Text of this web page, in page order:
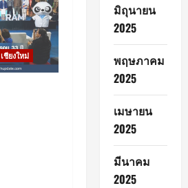
เชียงใหม่
มิถุนายน
2025
พฤษภาคม
2025
เมษายน
2025
มีนาคม
2025